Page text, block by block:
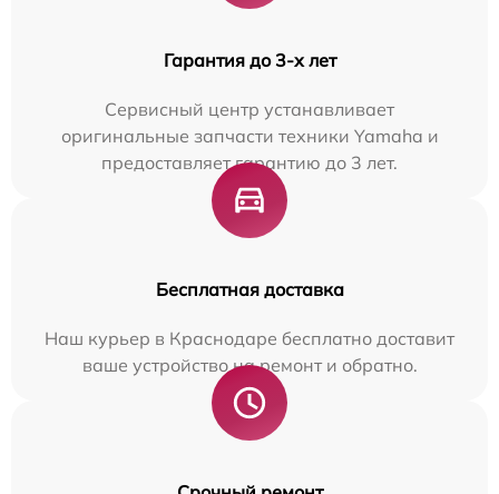
Гарантия до 3-х лет
Сервисный центр устанавливает
оригинальные запчасти техники Yamaha и
предоставляет гарантию до 3 лет.
Бесплатная доставка
Наш курьер в Краснодаре бесплатно доставит
ваше устройство на ремонт и обратно.